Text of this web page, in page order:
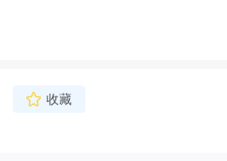
收藏